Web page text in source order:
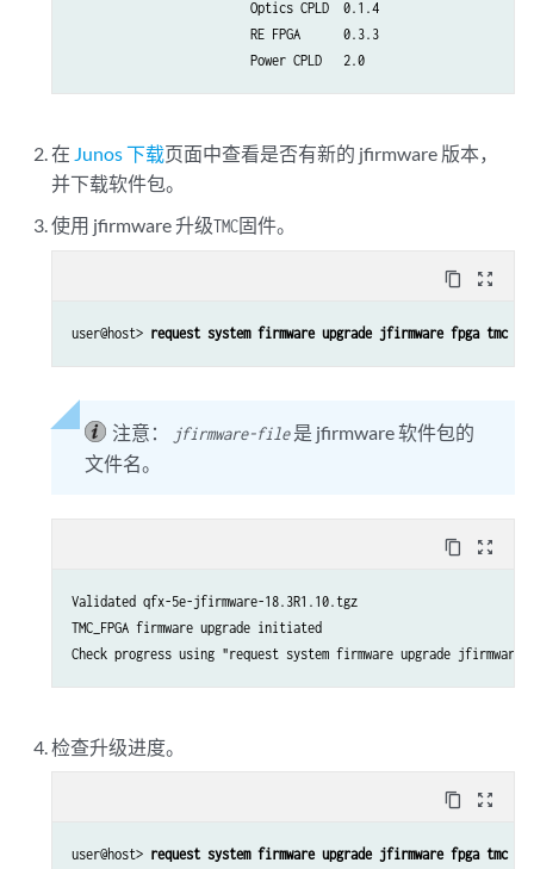
Optics
RE FPGA
在 Junos 下载页面中查看是否有新的 jfirmware 版本，
并下载软件包。
使用 jfirmware 升级TMC固件。
content_copy zoom_out_map
user@host> request system firmware upgrade jfirmware fpga tmc
注意： jfirmware-file是 jfirmware 软件包的
文件名。
content_copy zoom_out_map
Validated qfx-5e-jfirmware-18.3R1.10.tgz
TMC_FPGA firmware upgrade initiated
检查升级进度。
content_copy zoom_out_map
user@host> request system firmware upgrade jfirmware fpga tmc